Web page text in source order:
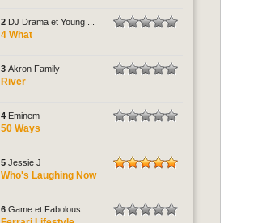
2 DJ Drama et Young ...
4 What
3 Akron Family
River
4 Eminem
50 Ways
5 Jessie J
Who's Laughing Now
6 Game et Fabolous